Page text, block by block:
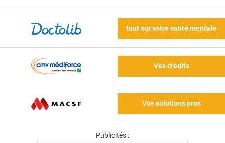
tout sur votre santé mentale
Vos crédits
Vos solutions pros
Publicités :